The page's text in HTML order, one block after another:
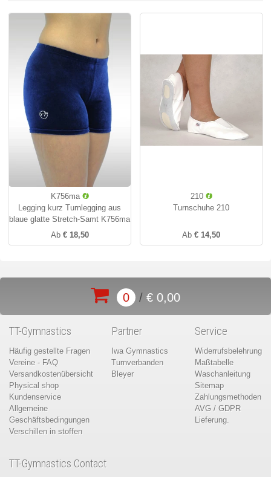
K756ma
Legging kurz Turnlegging aus
blaue glatte Stretch-Samt K756ma
Ab€ 18,50
210
Turnschuhe 210
Ab € 14,50
0 / € 0,00
TT-Gymnastics
Häufig gestellte Fragen
Vereine - FAQ
Versandkostenübersicht
Physical shop
Kundenservice
Allgemeine
Geschäftsbedingungen
Verschillen in stoffen
Partner
Iwa Gymnastics
Turnverbanden
Bleyer
Service
Widerrufsbelehrung
Maßtabelle
Waschanleitung
Sitemap
Zahlungsmethoden
AVG / GDPR
Lieferung.
TT-Gymnastics Contact